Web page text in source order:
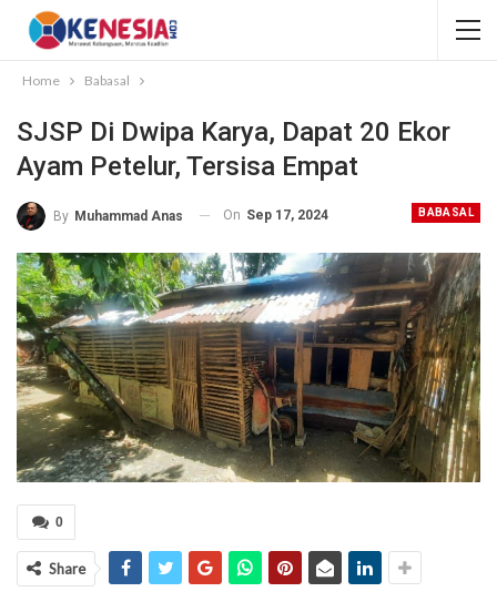
Home Babasal
SJSP Di Dwipa Karya, Dapat 20 Ekor
Ayam Petelur, Tersisa Empat
BABASAL
By Muhammad Anas On Sep 17, 2024
0
Share